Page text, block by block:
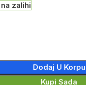
zalihi
Dodaj U Korpu
Kupi Sada